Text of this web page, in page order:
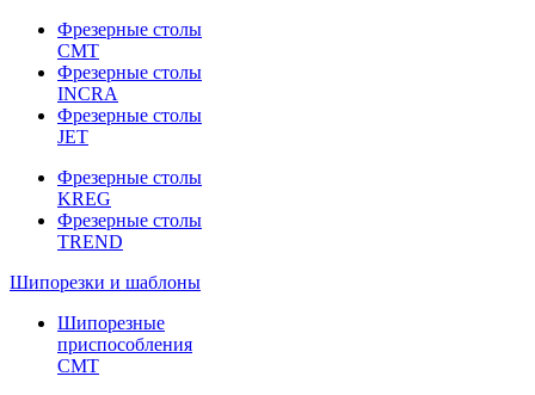
Фрезерные столы
CMT
Фрезерные столы
INCRA
Фрезерные столы
JET
Фрезерные столы
KREG
Фрезерные столы
TREND
Шипорезки и шаблоны
Шипорезные
приспособления
CMT